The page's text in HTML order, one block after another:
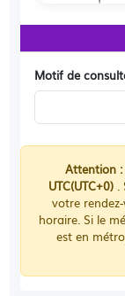
Motif de
Attention :
UTC(UTC+0) .
votre
horaire. Si le
est en